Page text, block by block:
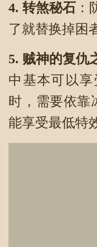
4. 转煞秘石 ：
了就替换掉困
5. 贼神的复仇
中基本可以
时，需要依靠
能享受最低特